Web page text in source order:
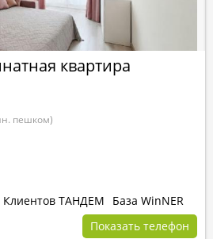
квартира
пешком)
Клиентов ТАНДЕМ
База WinNER
Показать телефон